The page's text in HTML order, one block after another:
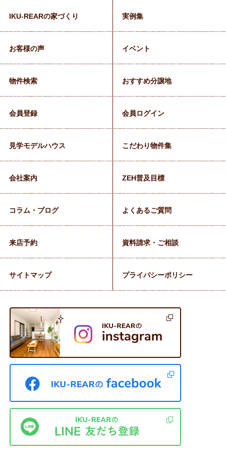
IKU-REARの家づくり 実例集
お客様の声 イベント
物件検索 おすすめ分譲地
会員登録 会員ログイン
見学モデルハウス こだわり物件集
会社案内 ZEH普及目標
コラム・ブログ よくあるご質問
来店予約 資料請求・ご相談
サイトマップ プライバシーポリシー